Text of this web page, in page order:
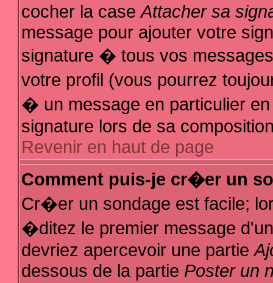
cocher la caseAttacher sa
message pour ajouter votre
signature � tous vos
votre profil (vous pourrez
� un message en particulier
signature lors de sa
Revenir en haut de page
Comment puis-je cr�er un
Cr�er un sondage est facile;
�ditez le premier message
devriez apercevoir une partie
dessous de la partie Poster un